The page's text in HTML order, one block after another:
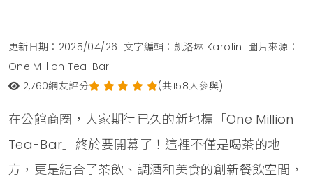
更新日期：2025/04/26 文字編輯：凱洛琳 Karolin 圖片來源：
One Million Tea-Bar
2,760網友評分 (共158人參與)
在公館商圈，大家期待已久的新地標「One Million
Tea-Bar」終於要開幕了！這裡不僅是喝茶的地
方，更是結合了茶飲、調酒和美食的創新餐飲空間，